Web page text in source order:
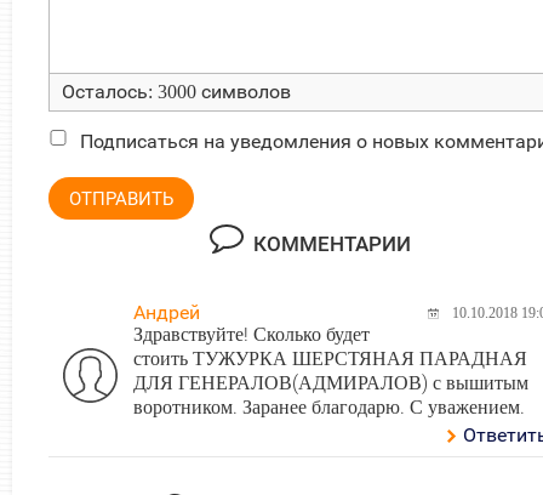
Осталось: 3000 символов
Подписаться на уведомления о новых
ОТПРАВИТЬ
КОММЕНТАРИИ
Андрей 10.10.2018
Здравствуйте! Сколько будет
стоить ТУЖУРКА ШЕРСТЯНАЯ ПАРАДНАЯ
ДЛЯ ГЕНЕРАЛОВ(АДМИРАЛОВ) с вышитым
воротником. Заранее благодарю. С уважением.